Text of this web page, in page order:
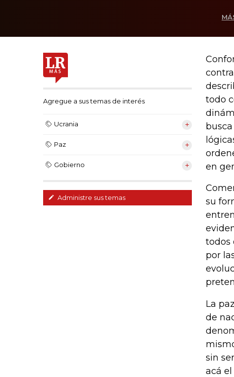
Agregue a sus temas de interés
Ucrania
Paz
Gobierno
Administre sus temas
todo
en
su
todos
por
La
de
sin
acá